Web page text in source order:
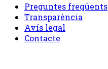
Preguntes freqüents
Transparència
Avís legal
Contacte